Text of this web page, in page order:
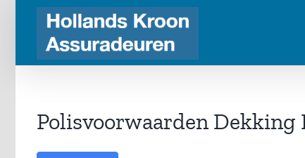
Polisvoorwaarden Dekking